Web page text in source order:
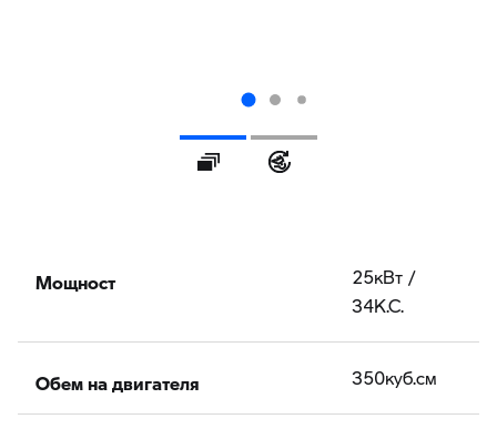
Галерия
Мощност
25кВт /
34К.С.
Обем на двигателя 350куб.cм